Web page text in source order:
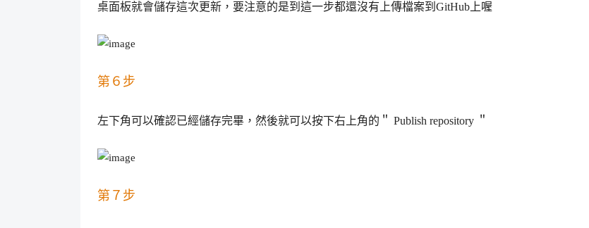
桌面板就會儲存這次更新，要注意的是到這一步都還沒有上傳檔案到GitHub上喔
第６步
左下角可以確認已經儲存完畢，然後就可以按下右上角的＂ Publish repository ＂
第７步